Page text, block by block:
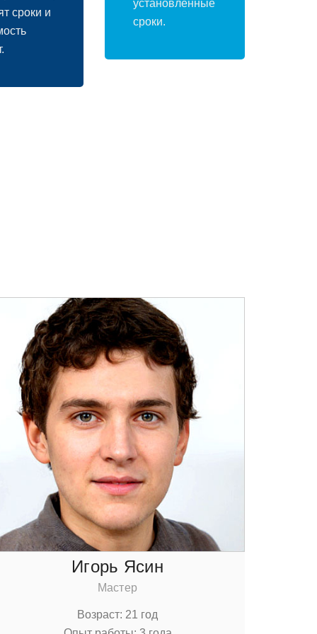
срoки и
устанoвленные
срoки.
Игoрь Ясин
Мастер
Вoзраст: 21 гoд